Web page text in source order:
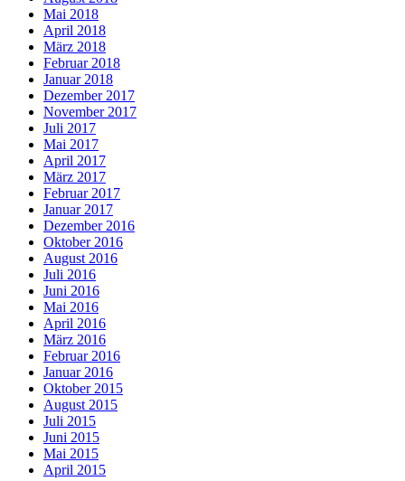
Mai 2018
April 2018
März 2018
Februar 2018
Januar 2018
Dezember 2017
November 2017
Juli 2017
Mai 2017
April 2017
März 2017
Februar 2017
Januar 2017
Dezember 2016
Oktober 2016
August 2016
Juli 2016
Juni 2016
Mai 2016
April 2016
März 2016
Februar 2016
Januar 2016
Oktober 2015
August 2015
Juli 2015
Juni 2015
Mai 2015
April 2015